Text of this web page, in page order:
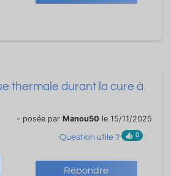
Répondre
thermale durant la cure à
- posée par Manou50 le 15/11/2025
Question utile ? 0